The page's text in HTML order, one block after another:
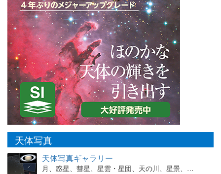
天体写真
天体写真ギャラリー
月、惑星、彗星、星雲・星団、天の川、星景、…